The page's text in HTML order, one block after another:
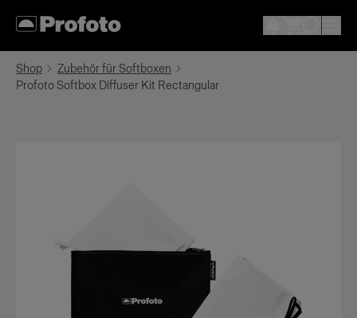
Shop
Zubehör für Softboxen
Profoto Softbox Diffuser Kit Rectangular